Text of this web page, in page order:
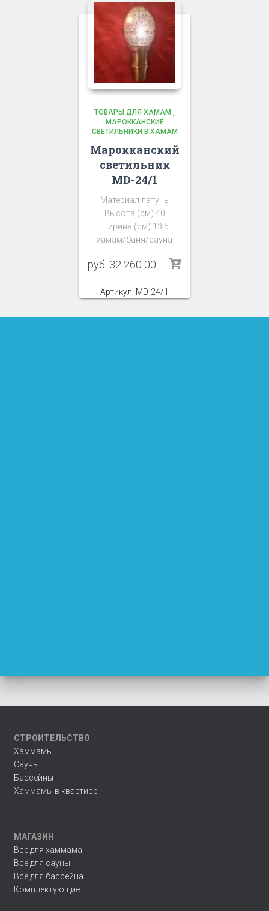
ТОВАРЫ ДЛЯ ХАМАМ ,
МАРОККАНСКИЕ
СВЕТИЛЬНИКИ В ХАМАМ
Марокканский
светильник
MD-24/1
Материал латунь
Высота (см) 40
Ширина (см) 13,5
хамам/баня/сауна
руб. 32 260 00
Артикул: MD-24/1
СТРОИТЕЛЬСТВО
Хаммамы
Сауны
Бассейны
Хаммамы в квартире
МАГАЗИН
Все для хаммама
Все для сауны
Все для бассейна
Комплектующие